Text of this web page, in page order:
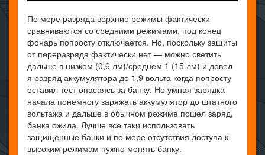
По мере разряда верхние режимы фактически
сравниваются со средними режимами, под конец
фонарь попросту отключается. Но, поскольку защиты
от переразряда фактически нет — можно светить
дальше в низком (0,6 лм)/среднем 1 (15 лм) и довел
я разряд аккумулятора до 1,9 вольта когда попросту
оставил тест опасаясь за банку. Но умная зарядка
начала понемногу заряжать аккумулятор до штатного
вольтажа и дальше в обычном режиме пошел заряд,
банка ожила. Лучше все таки использовать
защищенные банки и по мере отсутствия доступа к
высоким режимам нужно менять банку.